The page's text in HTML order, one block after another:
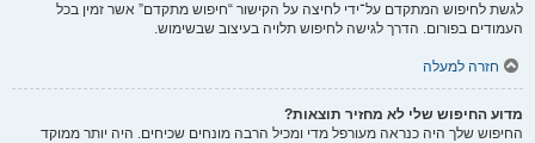
לגשת לחיפוש המתקדם על־ידי לחיצה על הקישור “חיפוש מתקדם” אשר זמין בכל
העמודים בפורום. הדרך לגישה לחיפוש תלויה בעיצוב שבשימוש.
חזרה למעלה
מדוע החיפוש שלי לא מחזיר תוצאות?
החיפוש שלך היה כנראה מעורפל מדי ומכיל הרבה מונחים שכיחים. היה יותר ממוקד